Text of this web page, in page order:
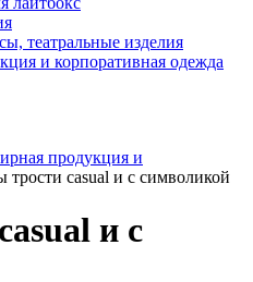
театральные изделия
и корпоративная одежда
продукция и
трости casual и с символикой
и с